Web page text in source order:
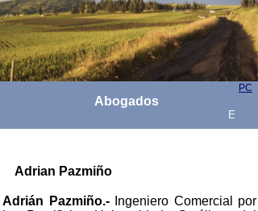
Adrian Pazmiño
Adrián Pazmiño.-
Ingeniero Comercial por
PC
Abogados
E